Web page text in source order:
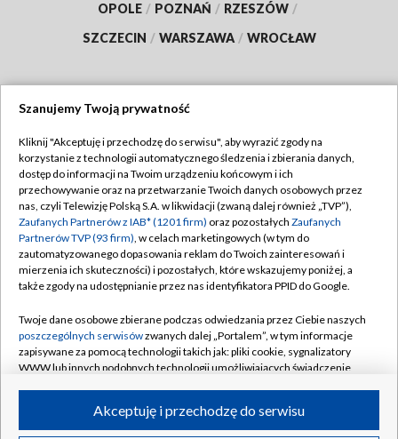
OPOLE / POZNAŃ / RZESZÓW /
SZCZECIN / WARSZAWA / WROCŁAW
TVP
Abonament TVP
Emisja w TVP
Centrum informacji TVP
Naziemna Telewizja Cyfrowa
Rada Programowa
System NOS
Informacje o nadawcy
Program dla prasy
Regulamin TVP
Polityka prywatności
Moje zgody
Pomoc
Kontakt
Kanały
Szanujemy Twoją prywatność
Kliknij "Akceptuję i przechodzę do serwisu", aby wyrazić zgody na
korzystanie z technologii automatycznego śledzenia i zbierania danych,
dostęp do informacji na Twoim urządzeniu końcowym i ich
przechowywanie oraz na przetwarzanie Twoich danych osobowych przez
nas, czyli Telewizję Polską S.A. w likwidacji (zwaną dalej również „TVP”),
Zaufanych Partnerów z IAB* (1201 firm) oraz pozostałych Zaufanych
Partnerów TVP (93 firm), w celach marketingowych (w tym do
zautomatyzowanego dopasowania reklam do Twoich zainteresowań i
mierzenia ich skuteczności) i pozostałych, które wskazujemy poniżej, a
także zgody na udostępnianie przez nas identyfikatora PPID do Google.
Twoje dane osobowe zbierane podczas odwiedzania przez Ciebie naszych
poszczególnych serwisówzwanych dalej „Portalem”, w tym informacje
zapisywane za pomocą technologii takich jak: pliki cookie, sygnalizatory
WWW lub innych podobnych technologii umożliwiających świadczenie
ruchu w Internecie.Akceptuję i przechodzę do serwisu